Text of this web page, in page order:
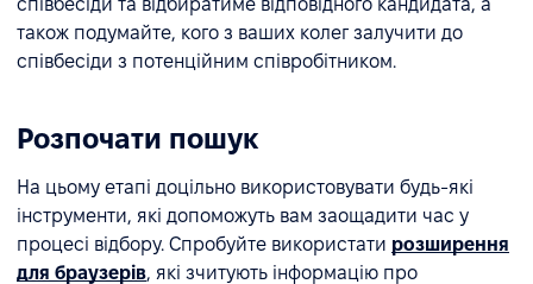
співбесіди та відбиратиме відповідного кандидата, а
також подумайте, кого з ваших колег залучити до
співбесіди з потенційним співробітником.
Розпочати пошук
На цьому етапі доцільно використовувати будь-які
інструменти, які допоможуть вам заощадити час у
процесі відбору. Спробуйте використати розширення
для браузерів, які зчитують інформацію про